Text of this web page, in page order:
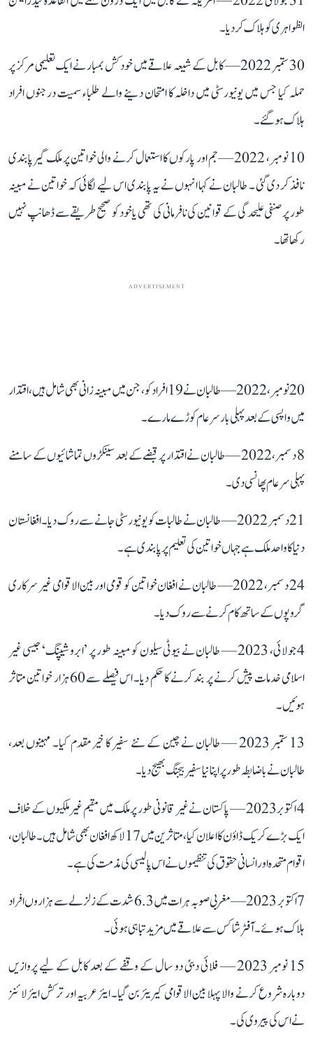
الظواہری کو ہلاک کر دیا۔
30 ستمبر 2022 — کابل کے شیعہ علاقے میں خودکش بمبار نے ایک تعلیمی مرکز پر
حملہ کیا جس میں یونیورسٹی میں داخلہ کا امتحان دینے والے طلباء سمیت درجنوں افراد
ہلاک ہو گئے ۔
10 نومبر، 2022 — جم اور پارکوں کا استعمال کرنے والی خواتین پر ملک گیر پابندی
نافذ کر دی گئی ۔ طالبان نے کہا انہوں نے یہ پابندی اس لیے لگائی کہ خواتین نے مبینہ
طور پر صنفی علیحدگی کے قوانین کی نافرمانی کی تھی یا خود کو صحیح طریقے سے ڈھانپ نہیں
رکھا تھا۔
ADVERTISEMENT
20 نومبر، 2022 — طالبان نے 19 افراد کو، جن میں مبینہ زانی بھی شامل ہیں، اقتدار
میں واپسی کے بعد پہلی بار سرعام کوڑے مارے۔
8 دسمبر، 2022 — طالبان نے اقتدار پر قبضے کے بعد سینکڑوں تماشائیوں کے سامنے
پہلی سرعام پھانسی دی۔
21 دسمبر 2022 — طالبان نے طالبات کو یونیورسٹی جانے سے روک دیا۔ افغانستان
دنیا کا واحد ملک ہے جہاں خواتین کی تعلیم پر پابندی ہے۔
24 دسمبر، 2022 — طالبان نے افغان خواتین کو قومی اور بین الاقوامی غیر سرکاری
گروپوں کے ساتھ کام کرنے سے روک دیا۔
4 جولائی، 2023 — طالبان نے بیوٹی سیلون کو مبینہ طور پر ’ابرو شیپنگ‘ جیسی غیر
اسلامی خدمات پیش کرنے پر بند کرنے کا حکم دیا۔ اس فیصلے سے 60 ہزار خواتین متاثر
ہوئیں ۔
13 ستمبر 2023 — طالبان نے چین کے نئے سفیر کا خیرمقدم کیا۔ مہینوں بعد،
طالبان نے باضابطہ طور پر اپنا نیا سفیر بیجنگ بھیج دیا۔
4 اکتوبر 2023 — پاکستان نے غیر قانونی طور پر ملک میں مقیم غیر ملکیوں کے خلاف
ایک بڑے کریک ڈاؤن کا اعلان کیا، متاثرین میں 17 لاکھ افغان بھی شامل ہیں۔ طالبان،
اقوام متحدہ اور انسانی حقوق کی تنظیموں نے اس پالیسی کی مذمت کی ہے۔
7 اکتوبر 2023 — مغربی صوبہ ہرات میں 6.3 شدت کے زلزلے سے ہزاروں افراد
ہلاک ہوئے۔ آفٹر شاکس سے علاقے میں مزید تباہی ہوئی ۔
15 نومبر 2023 — فلائی دبئی دو سال کے وقفے کے بعد کابل کے لیے پروازیں
دوبارہ شروع کرنے والا پہلا بین الاقوامی کیریئر بن گیا۔ ایئر عربیہ اور ترکش ایئر لائنز
نے اس کی پیروی کی۔